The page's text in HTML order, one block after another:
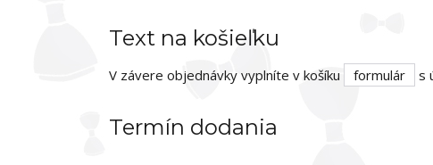
Text na košieľku
V závere objednávky vyplníte v košíku formulár s
Termín dodania